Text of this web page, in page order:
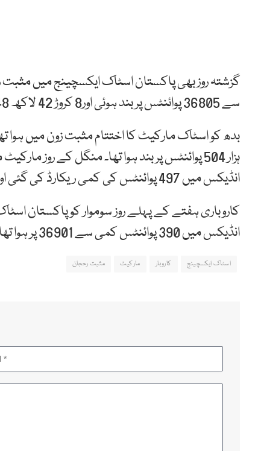
سے 36805 پوائنٹس پر بند ہوئی اور8 کروڑ 42 لاکھ 48 ہزار 190 حصص کا لین دین ہوا۔
ہزار 504 پوائنٹس پر بند ہوا تھا۔ منگل کے روز
انڈیکس میں 497 پوائنٹس کی کمی ریکارڈ کی گئی اور اسٹاک مارکیٹ 36 ہزار 404 کی سطح پر بند ہوئی تھی۔
انڈیکس میں 390 پوائنٹس کمی سے 36901 پر ہوا تھا۔
اسٹاک ایکسچینج کاروبار مارکیٹ مثبت رحجان